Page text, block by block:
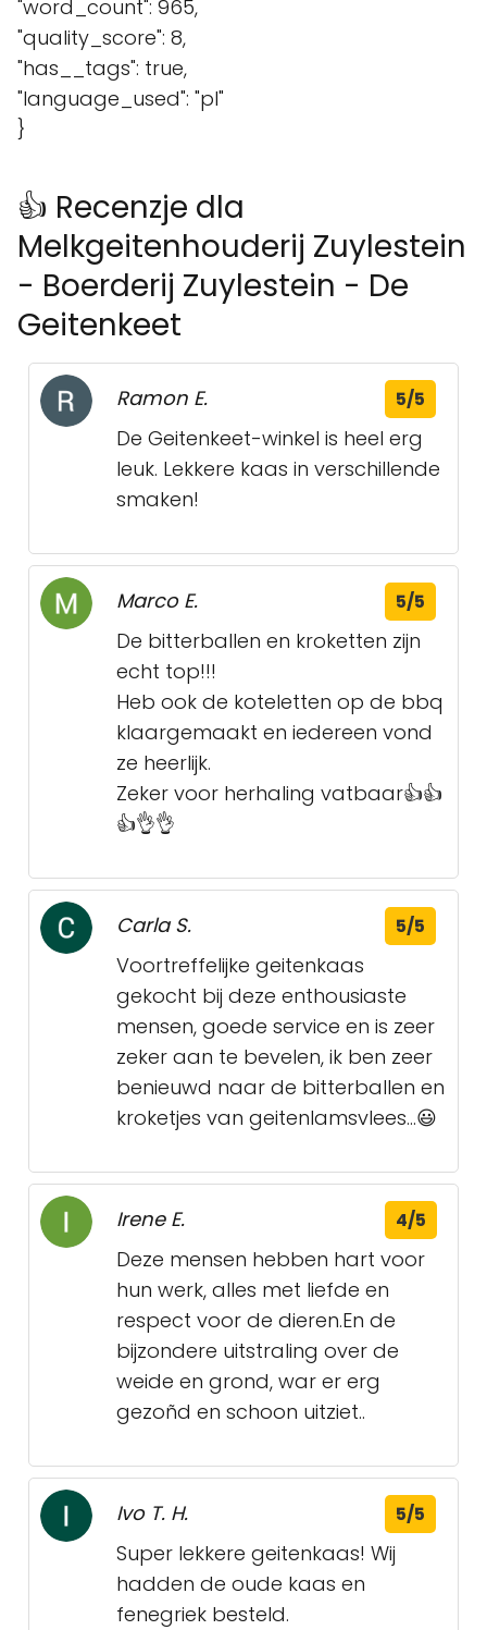
"word_count": 965,
"quality_score": 8,
"has__tags": true,
"language_used": "pl"
}
👍 Recenzje dla
Melkgeitenhouderij Zuylestein
- Boerderij Zuylestein - De
Geitenkeet
Ramon E. 5/5
De Geitenkeet-winkel is heel erg
leuk. Lekkere kaas in verschillende
smaken!
Marco E. 5/5
De bitterballen en kroketten zijn
echt top!!!
Heb ook de koteletten op de bbq
klaargemaakt en iedereen vond
ze heerlijk.
Zeker voor herhaling vatbaar👍👍
👍👌👌
Carla S. 5/5
Voortreffelijke geitenkaas
gekocht bij deze enthousiaste
mensen, goede service en is zeer
zeker aan te bevelen, ik ben zeer
benieuwd naar de bitterballen en
kroketjes van geitenlamsvlees...😃
Irene E. 4/5
Deze mensen hebben hart voor
hun werk, alles met liefde en
respect voor de dieren.En de
bijzondere uitstraling over de
weide en grond, war er erg
gezoñd en schoon uitziet..
Ivo T. H. 5/5
Super lekkere geitenkaas! Wij
hadden de oude kaas en
fenegriek besteld.